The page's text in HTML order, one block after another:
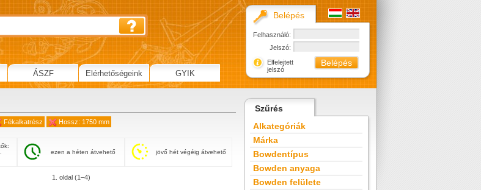
Fékalkatrész Hossz: 1750 mm
ezen a héten átvehető jövő hét végéig átvehető
1. oldal (1–4)
Szűrés
Alkategóriák
Márka
Bowdentípus
Bowden anyaga
Bowden felülete
Belépés
Felhasználó:
Jelszó:
Elfelejtett
jelszó
ÁSZF Elérhetőségeink GYIK